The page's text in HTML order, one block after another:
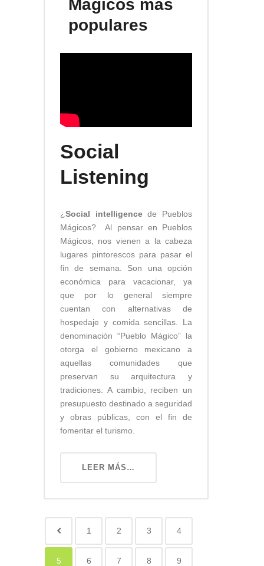
Mágicos más
populares
Social
Listening
¿ Social intelligencede Pueblos
Mágicos? Al pensar en Pueblos
Mágicos, nos vienen a la cabeza
lugares pintorescos para pasar el
fin de semana. Son una opción
económica para vacacionar, ya
que por lo general siempre
cuentan con alternativas de
hospedaje y comida sencillas. La
denominación “Pueblo Mágico” la
otorga el gobierno mexicano a
aquellas comunidades que
preservan su arquitectura y
tradiciones. A cambio, reciben un
presupuesto destinado a seguridad
y obras públicas, con el fin de
fomentar el turismo.
LEER MÁS…
1 2 3 4
5 6 7 8 9